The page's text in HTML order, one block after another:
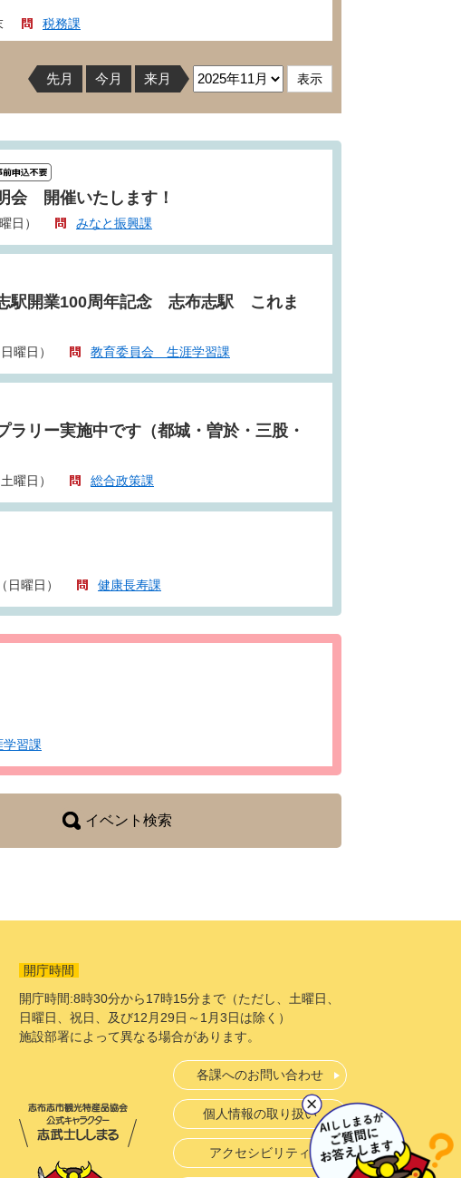
税務課
先月 今月 来月
会 開催いたします！
日） みなと振興課
駅開業100周年記念 志布志駅 これま
曜日） 教育委員会 生涯学習課
リー実施中です（都城・曽於・三股・
曜日） 総合政策課
曜日） 健康長寿課
習課
イベント検索
開庁時間
開庁時間:8時30分から17時15分まで（ただし、土曜日、
日曜日、祝日、及び12月29日～1月3日は除く）
施設部署によって異なる場合があります。
各課へのお問い合わせ
個人情報の取り扱い
アクセシビリティ